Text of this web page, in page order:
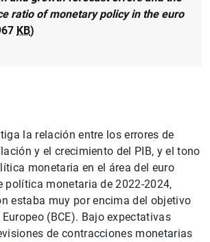
ratio of monetary policy in the euro
KB)
la relación entre los errores de
y el crecimiento del PIB, y el tono
monetaria en el área del euro
política monetaria de 2022-2024,
estaba muy por encima del objetivo
(BCE). Bajo expectativas
de contracciones monetarias